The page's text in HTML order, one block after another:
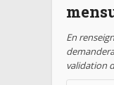
En
validation